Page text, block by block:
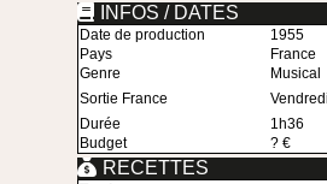
INFOS / DATES
Date de production
1955
Pays
France
Genre
Musical
Sortie France
Durée
1h36
Budget
? €
RECETTES